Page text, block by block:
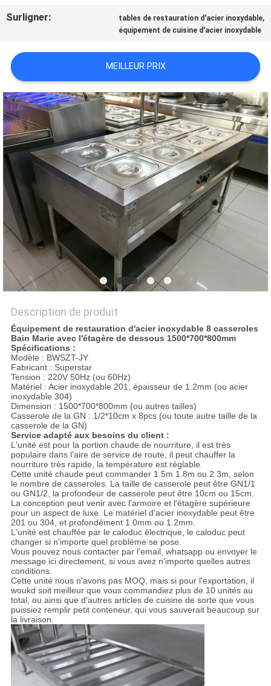
CONTACTEZ-
NOUVELLES
CAS
VR
PLAN
DU
SITE
PRIVACY
POLICY
Surligner: tables de restauration d'acier inoxydable,
équipement de cuisine d'acier inoxydable
MEILLEUR PRIX
Description de produit
Équipement de restauration d'acier inoxydable 8 casseroles
Bain Marie avec l'étagère de dessous 1500*700*800mm
Spécifications :
Modèle : BWSZT-JY
Fabricant : Superstar
Tension : 220V 50Hz (ou 60Hz)
Matériel : Acier inoxydable 201, épaisseur de 1.2mm (ou acier
inoxydable 304)
Dimension : 1500*700*800mm (ou autres tailles)
Casserole de la GN : 1/2*10cm x 8pcs (ou toute autre taille de la
casserole de la GN)
Service adapté aux besoins du client :
L'unité est pour la portion chaude de nourriture, il est très
populaire dans l'aire de service de route, il peut chauffer la
nourriture très rapide, la température est réglable.
Cette unité chaude peut commander 1.5m 1.8m ou 2.3m, selon
le nombre de casseroles. La taille de casserole peut être GN1/1
ou GN1/2, la profondeur de casserole peut être 10cm ou 15cm.
La conception peut venir avec l'armoire et l'étagère supérieure
pour un aspect de luxe. Le matériel d'acier inoxydable peut être
201 ou 304, et profondément 1.0mm ou 1.2mm.
L'unité est chauffée par le caloduc électrique, le caloduc peut
changer si n'importe quel problème se pose.
Vous pouvez nous contacter par l'email, whatsapp ou envoyer le
message ici directement, si vous avez n'importe quelles autres
conditions.
Cette unité nous n'avons pas MOQ, mais si pour l'exportation, il
woukd soit meilleur que vous commandiez plus de 10 unités au
total, ou ainsi que d'autres articles de cuisine de sorte que vous
puissiez remplir petit conteneur, qui vous sauverait beaucoup sur
la livraison.